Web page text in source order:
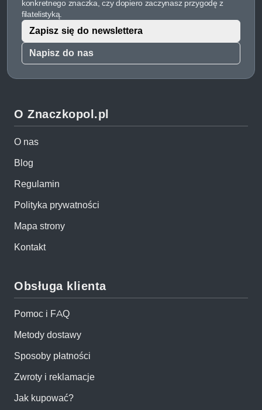
konkretnego znaczka, czy dopiero zaczynasz przygodę z
filatelistyką.
Napisz do nas
Zapisz się do newslettera
O Znaczkopol.pl
O nas
Blog
Regulamin
Polityka prywatności
Mapa strony
Kontakt
Obsługa klienta
Pomoc i FAQ
Metody dostawy
Sposoby płatności
Zwroty i reklamacje
Jak kupować?